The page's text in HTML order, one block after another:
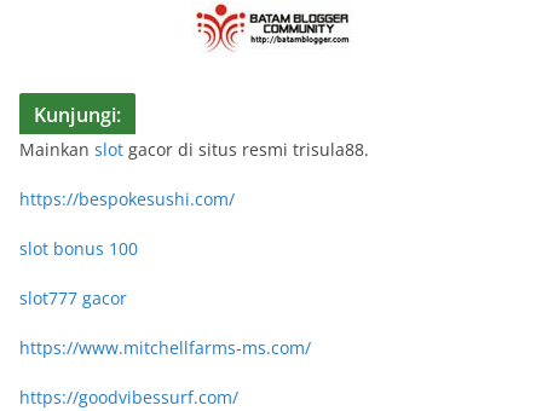
Kunjungi:
Mainkan slot gacor di situs resmi trisula88.
https://bespokesushi.com/
slot bonus 100
slot777 gacor
https://www.mitchellfarms-ms.com/
https://goodvibessurf.com/